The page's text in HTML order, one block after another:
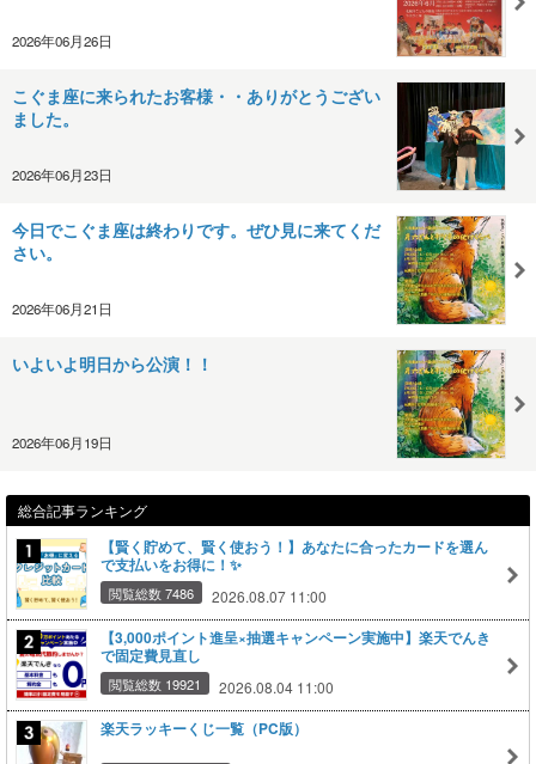
2026年06月26日
こぐま座に来られたお客様・・ありがとうござい
ました。
2026年06月23日
今日でこぐま座は終わりです。ぜひ見に来てくだ
さい。
2026年06月21日
いよいよ明日から公演！！
2026年06月19日
総合記事ランキング
【賢く貯めて、賢く使おう！】あなたに合ったカードを選ん
で支払いをお得に！✨
閲覧総数 7486 2026.08.07 11:00
【3,000ポイント進呈×抽選キャンペーン実施中】楽天でんき
で固定費見直し
閲覧総数 19921 2026.08.04 11:00
楽天ラッキーくじ一覧（PC版）